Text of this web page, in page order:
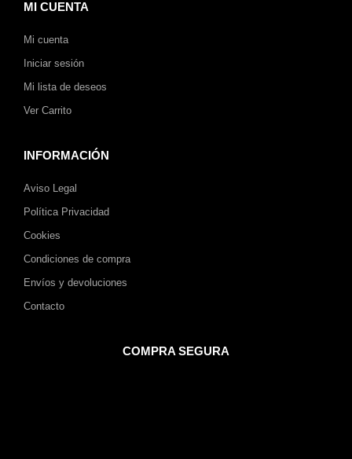
MI CUENTA
Mi cuenta
Iniciar sesión
Mi lista de deseos
Ver Carrito
INFORMACIÓN
Aviso Legal
Política Privacidad
Cookies
Condiciones de compra
Envíos y devoluciones
Contacto
COMPRA SEGURA